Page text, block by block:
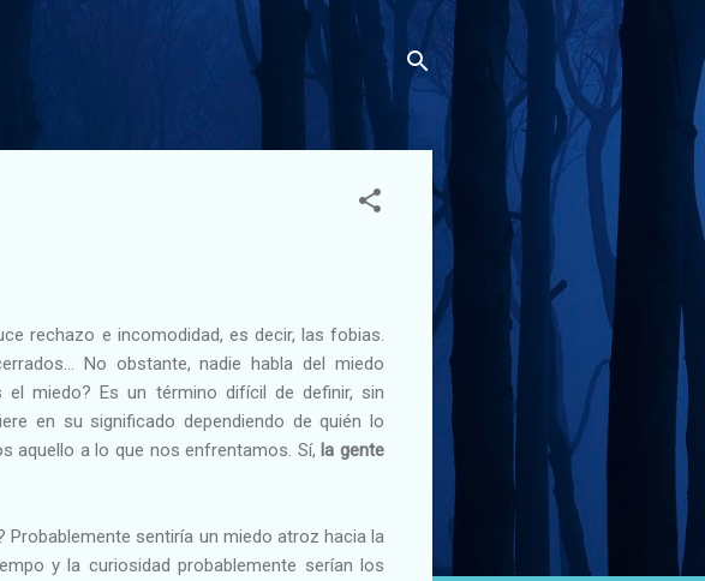
rechazo e incomodidad, es decir, las fobias.
No obstante, nadie habla del miedo
el miedo? Es un término difícil de definir, sin
en su significado dependiendo de quién lo
aquello a lo que nos enfrentamos. Sí, la gente
sentiría un miedo atroz hacia la
y la curiosidad probablemente serían los